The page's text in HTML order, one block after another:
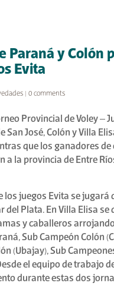
Paraná y Colón
Evita
|0 comments
Provincial de Voley –
San José, Colón y Villa
que los ganadores
a la provincia de Entre
los juegos Evita se jugará
del Plata. En Villa Elisa
y caballeros
Sub Campeón Colón
(Ubajay), Sub
el equipo de trabajo
durante estas dos